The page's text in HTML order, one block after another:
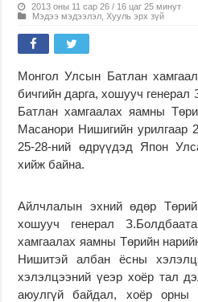
2013 оны 11 сар 26 / 16 цаг 25 минут
Мэдээ мэдээлэл ,Хууль эрх зүй
Монгол Улсын Батлан
бичгийн дарга, хошууч
Батлан хамгаалах яамны
Масанори Нишигийн урилгаар
25-28-ний өдрүүдэд Япон
хийж байна.
Айлчлалын эхний өдөр
хошууч генерал
хамгаалах яамны Төрийн
Нишитэй албан ёсны
хэлэлцээний үеэр хоёр тал
аюулгүй байдал, хоёр орны